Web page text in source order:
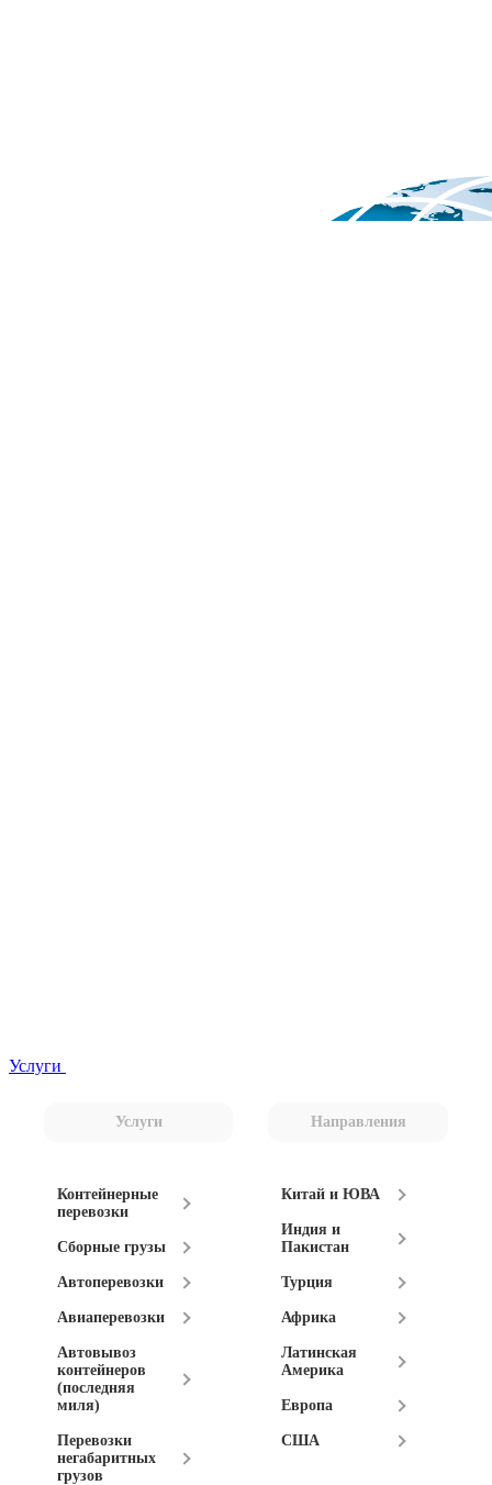
Услуги
Услуги Направления
Контейнерные
перевозки
Сборные грузы
Автоперевозки
Авиаперевозки
Автовывоз
контейнеров
(последняя
миля)
Перевозки
негабаритных
грузов
Китай и ЮВА
Индия и
Пакистан
Турция
Африка
Латинская
Америка
Европа
США